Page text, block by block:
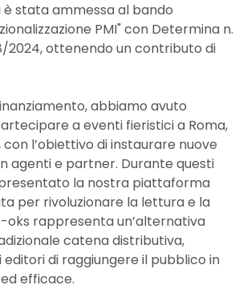
stata ammessa al bando
PMI" con Determina n.
2024, ottenendo un contributo di
abbiamo avuto
a eventi fieristici a Roma,
con l’obiettivo di instaurare nuove
agenti e partner. Durante questi
la nostra piattaforma
per rivoluzionare la lettura e la
oks rappresenta un’alternativa
catena distributiva,
di raggiungere il pubblico in
efficace.